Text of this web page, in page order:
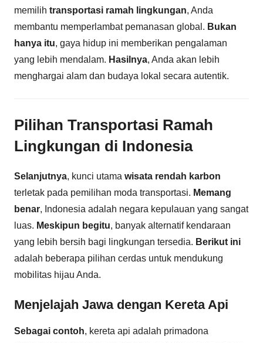
memilih transportasi ramah lingkungan, Anda
membantu memperlambat pemanasan global. Bukan
hanya itu, gaya hidup ini memberikan pengalaman
yang lebih mendalam. Hasilnya, Anda akan lebih
menghargai alam dan budaya lokal secara autentik.
Pilihan Transportasi Ramah
Lingkungan di Indonesia
Selanjutnya, kunci utama wisata rendah karbon
terletak pada pemilihan moda transportasi. Memang
benar, Indonesia adalah negara kepulauan yang sangat
luas. Meskipun begitu, banyak alternatif kendaraan
yang lebih bersih bagi lingkungan tersedia. Berikut ini
adalah beberapa pilihan cerdas untuk mendukung
mobilitas hijau Anda.
Menjelajah Jawa dengan Kereta Api
Sebagai contoh, kereta api adalah primadona